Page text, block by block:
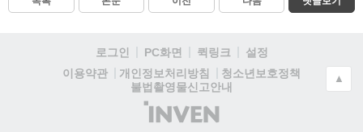
로그인 PC화면 퀵링크
설정
이용약관
개인정보처리방침
청소년보호정책
불법촬영물신고안내
(주)
인
▲